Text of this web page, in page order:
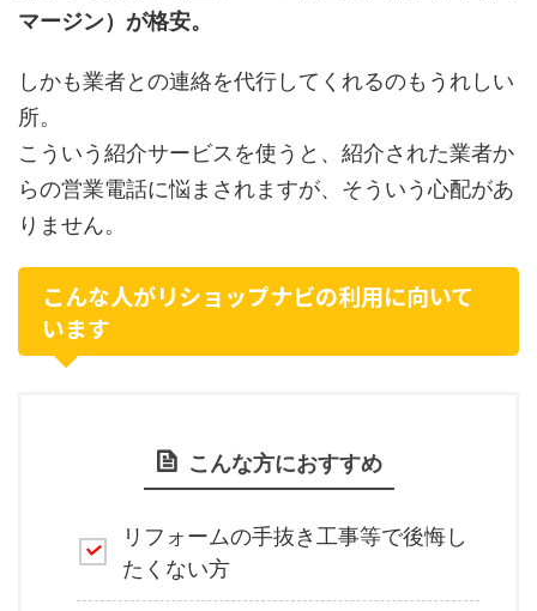
マージン）が格安。
しかも業者との連絡を代行してくれるのもうれしい
所。
こういう紹介サービスを使うと、紹介された業者か
らの営業電話に悩まされますが、そういう心配があ
りません。
こんな人がリショップナビの利用に向いて
います
こんな方におすすめ
リフォームの手抜き工事等で後悔し
たくない方